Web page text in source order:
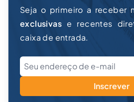
Seja o primeiro a receber
exclusivas e recentes
caixa de entrada.
Inscrever